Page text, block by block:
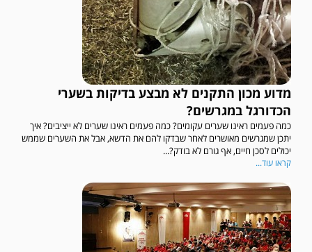
מדוע מכון התקנים לא מבצע בדיקות בשערי
הכדורגל במגרשים?
כמה פעמים ראינו שערים עקומים? כמה פעמים ראינו שערים לא ייציבים? איך
יתכן שמגרשים מאושרים לאחר שבדקו להם את הדשא, אבל את השערים שממש
יכולים לסכן חיים, אף גורם לא בודק?...
קראו עוד...